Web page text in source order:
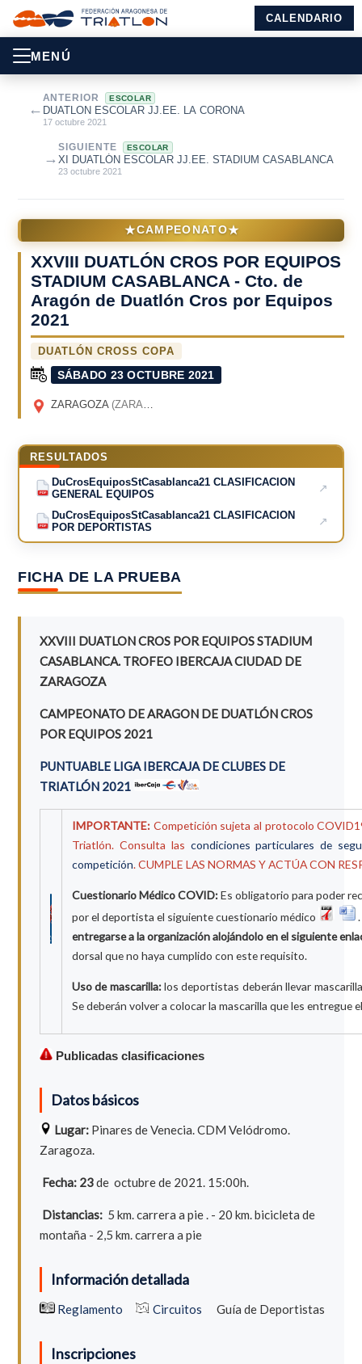
CALENDARIO
MENÚ
←
ANTERIOR ESCOLAR
DUATLON ESCOLAR JJ.EE. LA CORONA
17 octubre 2021
SIGUIENTE ESCOLAR
XI DUATLÓN ESCOLAR JJ.EE. STADIUM CASABLANCA
23 octubre 2021
→
★CAMPEONATO★
XXVIII DUATLÓN CROS POR EQUIPOS
STADIUM CASABLANCA - Cto. de
Aragón de Duatlón Cros por Equipos
2021
DUATLÓN CROSS COPA
SÁBADO 23 OCTUBRE 2021
ZARAGOZA (ZARAGOZA)
RESULTADOS
PDF
DuCrosEquiposStCasablanca21 CLASIFICACION
GENERAL EQUIPOS
↗
PDF
DuCrosEquiposStCasablanca21 CLASIFICACION
POR DEPORTISTAS
↗
FICHA DE LA PRUEBA
XXVIII DUATLON CROS POR EQUIPOS STADIUM
CASABLANCA. TROFEO IBERCAJA CIUDAD DE
ZARAGOZA
CAMPEONATO DE ARAGON DE DUATLÓN CROS
POR EQUIPOS 2021
PUNTUABLE LIGA IBERCAJA DE CLUBES DE
TRIATLÓN 2021
IMPORTANTE:Competición sujeta al protocolo
Triatlón. Consulta las condiciones particulares de
competición. CUMPLE LAS NORMAS Y ACTÚA CON
Cuestionario Médico COVID:Es obligatorio para poder
por el deportista el siguiente cuestionario médico
.
entregarse a la organización alojándolo en el siguiente
dorsal que no haya cumplido con este requisito.
Uso de mascarilla:los deportistas deberán llevar
Se deberán volver a colocar la mascarilla que les entregue
Publicadas clasificaciones
Datos básicos
Lugar:Pinares de Venecia. CDM Velódromo.
Zaragoza.
Fecha: 23de octubre de 2021. 15:00h.
Distancias: 5 km. carrera a pie . - 20 km. bicicleta de
montaña - 2,5 km. carrera a pie
Información detallada
Reglamento Circuitos Guía de Deportistas
Inscripciones